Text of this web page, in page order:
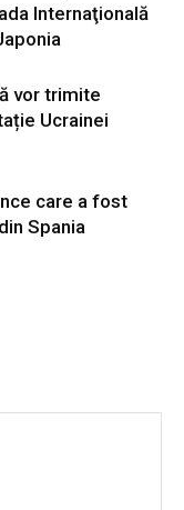
Internaţională
vor trimite
Ucrainei
care a fost
Spania